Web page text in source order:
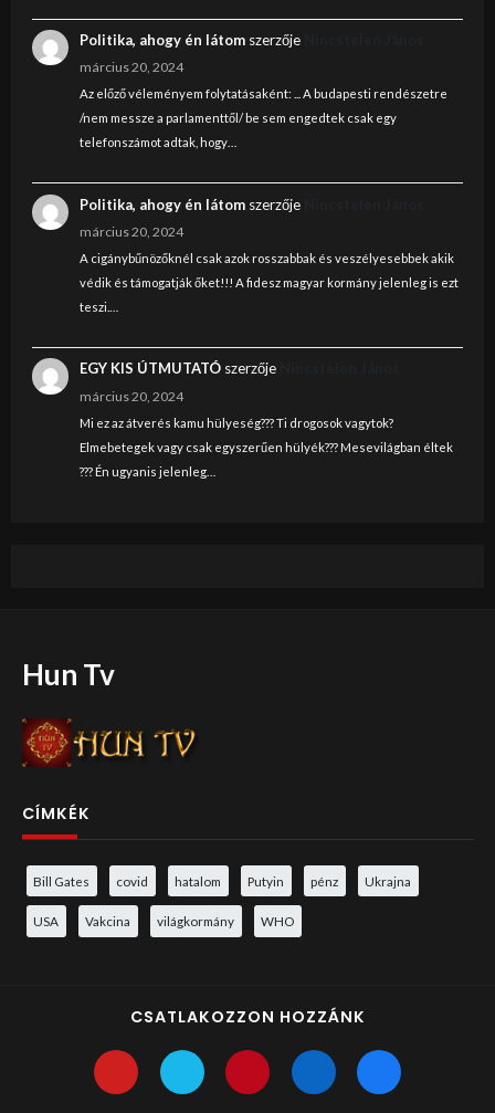
Politika, ahogy én látomszerzője
március 20, 2024
Az előző véleményem folytatásaként: ... A budapesti rendészetre
/nem messze a parlamenttől/ be sem engedtek csak egy
telefonszámot adtak, hogy…
Politika, ahogy én látomszerzője
március 20, 2024
A cigánybűnözőknél csak azok rosszabbak és veszélyesebbek akik
védik és támogatják őket!!! A fidesz magyar kormány jelenleg is ezt
teszi.…
EGY KIS ÚTMUTATÓszerzője
március 20, 2024
Mi ez az átverés kamu hülyeség??? Ti drogosok vagytok?
Elmebetegek vagy csak egyszerűen hülyék??? Mesevilágban éltek
??? Én ugyanis jelenleg…
Hun Tv
CÍMKÉK
Bill Gates covid hatalom Putyin pénz Ukrajna
USA Vakcina világkormány WHO
CSATLAKOZZON HOZZÁNK